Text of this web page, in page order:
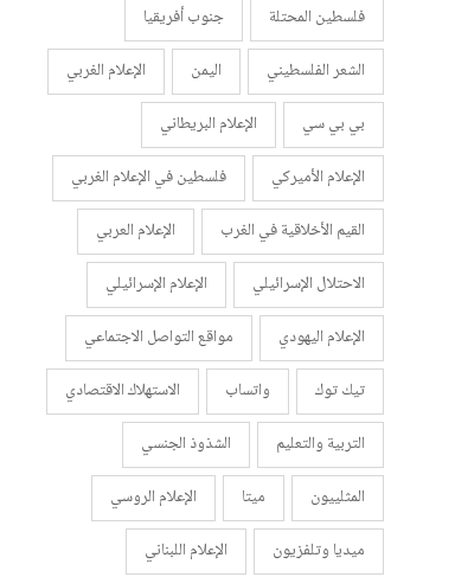
فلسطين المحتلة
جنوب أفريقيا
الشعر الفلسطيني
اليمن
الإعلام الغربي
بي بي سي
الإعلام البريطاني
الإعلام الأميركي
فلسطين في الإعلام الغربي
القيم الأخلاقية في الغرب
الإعلام العربي
الاحتلال الإسرائيلي
الإعلام الإسرائيلي
الإعلام اليهودي
مواقع التواصل الاجتماعي
تيك توك
واتساب
الاستهلاك الاقتصادي
التربية والتعليم
الشذوذ الجنسي
المثلييون
ميتا
الإعلام الروسي
ميديا وتلفزيون
الإعلام اللبناني